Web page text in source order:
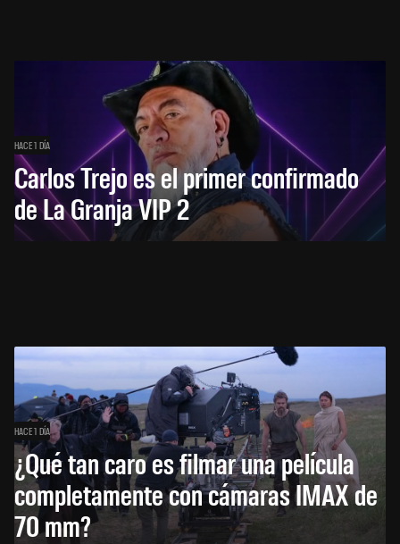
HACE 1 DÍA
Carlos Trejo es el primer confirmado
de La Granja VIP 2
HACE 1 DÍA
¿Qué tan caro es filmar una película
completamente con cámaras IMAX de
70 mm?